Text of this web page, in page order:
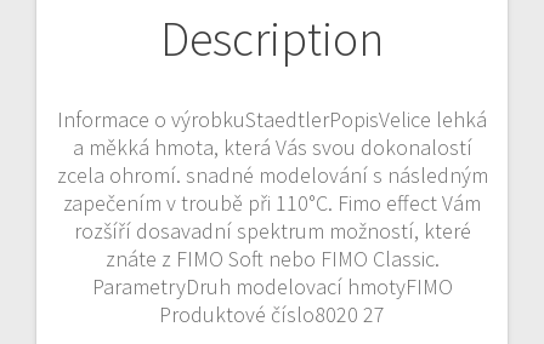
Description
Informace o výrobkuStaedtlerPopisVelice lehká
a měkká hmota, která Vás svou dokonalostí
zcela ohromí. snadné modelování s následným
zapečením v troubě při 110°C. Fimo effect Vám
rozšíří dosavadní spektrum možností, které
znáte z FIMO Soft nebo FIMO Classic.
ParametryDruh modelovací hmotyFIMO
Produktové číslo8020 27